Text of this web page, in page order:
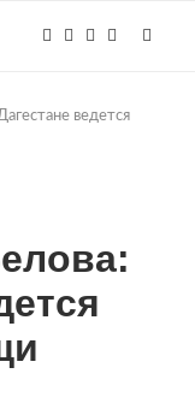
ведется